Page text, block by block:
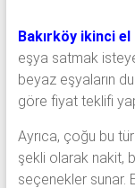
Bakırköy ikinci
eşya satmak
beyaz eşyaların
göre fiyat teklifi
Ayrıca, çoğu bu
şekli olarak nakit,
seçenekler sunar.